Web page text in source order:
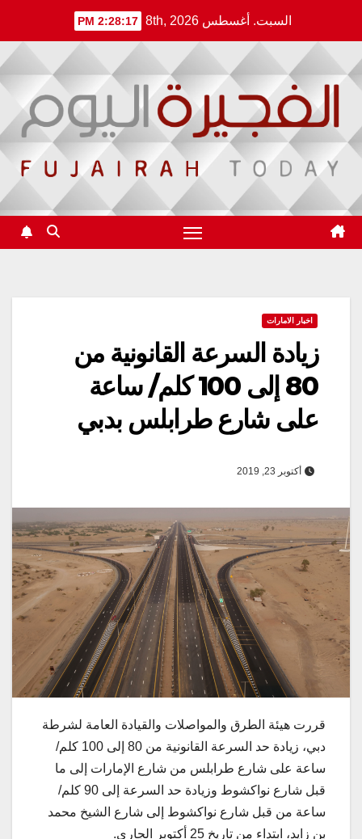
content
السبت. أغسطس 8th, 2026 2:28:18 PM
اخبار الامارات
زيادة السرعة القانونية من
80 إلى 100 كلم/ ساعة
على شارع طرابلس بدبي
أكتوبر 23, 2019
قررت هيئة الطرق والمواصلات والقيادة العامة لشرطة
دبي، زيادة حد السرعة القانونية من 80 إلى 100 كلم/
ساعة على شارع طرابلس من شارع الإمارات إلى ما
قبل شارع نواكشوط وزيادة حد السرعة إلى 90 كلم/
ساعة من قبل شارع نواكشوط إلى شارع الشيخ محمد
بن زايد، ابتداء من تاريخ 25 أكتوبر الجاري.